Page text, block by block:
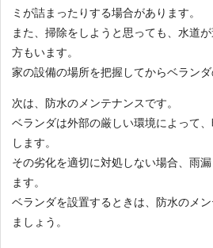
ミが詰まったりする場合があります。
また、掃除をしようと思っても、水道
方もいます。
家の設備の場所を把握してからベランダ
次は、防水のメンテナンスです。
ベランダは外部の厳しい環境によって
します。
その劣化を適切に対処しない場合、雨
ます。
ベランダを設置するときは、防水のメ
ましょう。